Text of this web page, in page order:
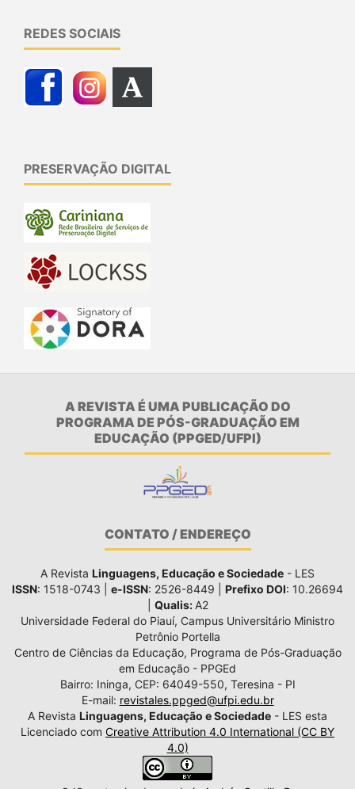
REDES SOCIAIS
PRESERVAÇÃO DIGITAL
A REVISTA É UMA PUBLICAÇÃO DO
PROGRAMA DE PÓS-GRADUAÇÃO EM
EDUCAÇÃO (PPGED/UFPI)
CONTATO / ENDEREÇO
A Revista Linguagens, Educação e Sociedade - LES
ISSN: 1518-0743 | e-ISSN: 2526-8449 | Prefixo DOI: 10.26694
Qualis: A2
Universidade Federal do Piauí, Campus Universitário Ministro
Petrônio Portella
Centro de Ciências da Educação, Programa de Pós-Graduação
em Educação - PPGEd
Bairro: Ininga, CEP: 64049-550, Teresina - PI
E-mail: revistales.ppged@ufpi.edu.br
A Revista Linguagens, Educação e Sociedade - LES esta
Licenciado com Creative Attribution 4.0 International (CC BY
4.0)